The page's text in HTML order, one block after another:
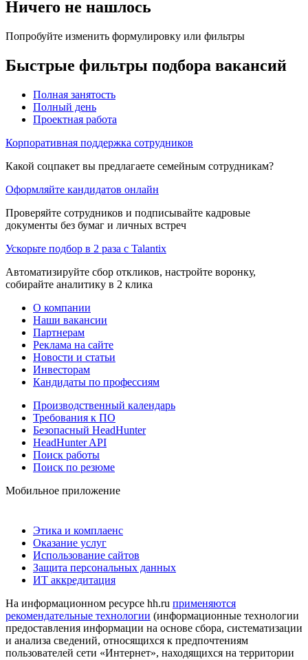
Ничего не нашлось
Попробуйте изменить формулировку или фильтры
Быстрые фильтры подбора вакансий
Полная занятость
Полный день
Проектная работа
Корпоративная поддержка сотрудников
Какой соцпакет вы предлагаете семейным сотрудникам?
Оформляйте кандидатов онлайн
Проверяйте сотрудников и подписывайте кадровые
документы без бумаг и личных встреч
Ускорьте подбор в 2 раза с Talantix
Автоматизируйте сбор откликов, настройте воронку,
собирайте аналитику в 2 клика
О компании
Наши вакансии
Партнерам
Реклама на сайте
Новости и статьи
Инвесторам
Кандидаты по профессиям
Производственный календарь
Требования к ПО
Безопасный HeadHunter
HeadHunter API
Поиск работы
Поиск по резюме
Мобильное приложение
Этика и комплаенс
Оказание услуг
Использование сайтов
Защита персональных данных
ИТ аккредитация
На информационном ресурсе hh.ru применяются
рекомендательные технологии (информационные технологии
предоставления информации на основе сбора, систематизации
и анализа сведений, относящихся к предпочтениям
пользователей сети «Интернет», находящихся на территории